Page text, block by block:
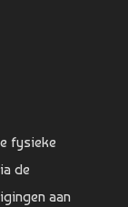
fysieke
de
aan